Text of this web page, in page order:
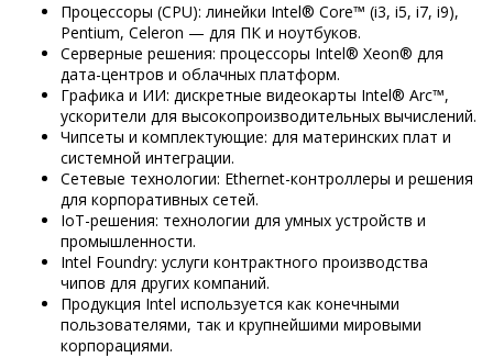
Процессоры (CPU): линейки Intel® Core™ (i3, i5, i7, i9),
Pentium, Celeron — для ПК и ноутбуков.
Серверные решения: процессоры Intel® Xeon® для
дата-центров и облачных платформ.
Графика и ИИ: дискретные видеокарты Intel® Arc™,
ускорители для высокопроизводительных вычислений.
Чипсеты и комплектующие: для материнских плат и
системной интеграции.
Сетевые технологии: Ethernet-контроллеры и решения
для корпоративных сетей.
IoT-решения: технологии для умных устройств и
промышленности.
Intel Foundry: услуги контрактного производства
чипов для других компаний.
Продукция Intel используется как конечными
пользователями, так и крупнейшими мировыми
корпорациями.